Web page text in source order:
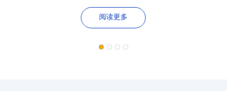
阅读更多